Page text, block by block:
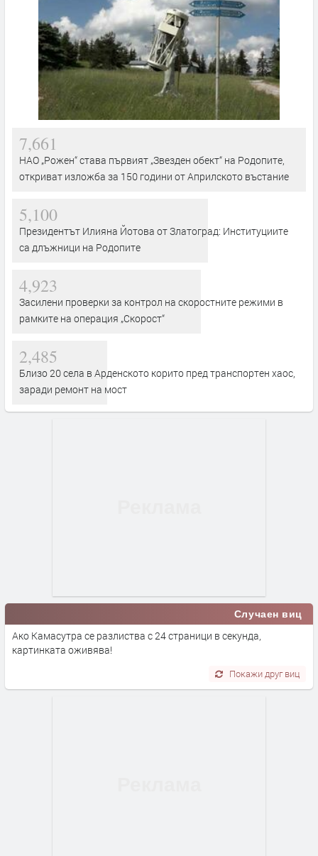
7,661
НАО „Рожен“ става първият „Звезден обект“ на Родопите,
откриват изложба за 150 години от Априлското въстание
5,100
Президентът Илияна Йотова от Златоград: Институциите
са длъжници на Родопите
4,923
Засилени проверки за контрол на скоростните режими в
рамките на операция „Скорост“
2,485
Близо 20 села в Арденското корито пред транспортен хаос,
заради ремонт на мост
Случаен виц
Ако Камасутра се разлиства с 24 страници в секунда,
картинката оживява!
Покажи друг виц